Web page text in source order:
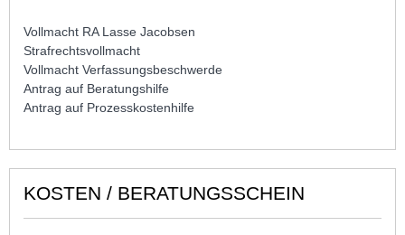
Vollmacht RA Lasse Jacobsen
Strafrechtsvollmacht
Vollmacht Verfassungsbeschwerde
Antrag auf Beratungshilfe
Antrag auf Prozesskostenhilfe
KOSTEN / BERATUNGSSCHEIN